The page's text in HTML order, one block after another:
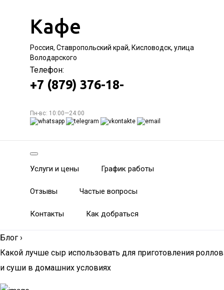
Кафе
Россия, Ставропольский край, Кисловодск, улица
Володарского
Телефон:
+7 (879) 376-18-
Пн-вс: 10:00—24:00
Услуги и цены График работы
Отзывы Частые вопросы
Контакты Как добраться
Блог ›
Какой лучше сыр использовать для приготовления роллов
и суши в домашних условиях